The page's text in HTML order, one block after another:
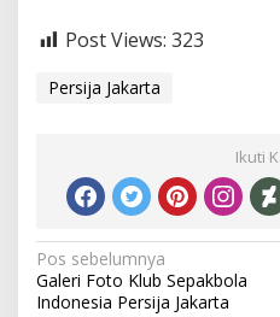
Post Views: 323
Persija Jakarta
Ikuti
Navigasi
pos
Pos sebelumnya
Galeri Foto Klub Sepakbola
Indonesia Persija Jakarta